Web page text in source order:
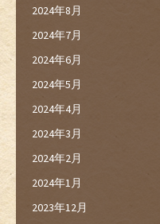
2024年8月
2024年7月
2024年6月
2024年5月
2024年4月
2024年3月
2024年2月
2024年1月
2023年12月